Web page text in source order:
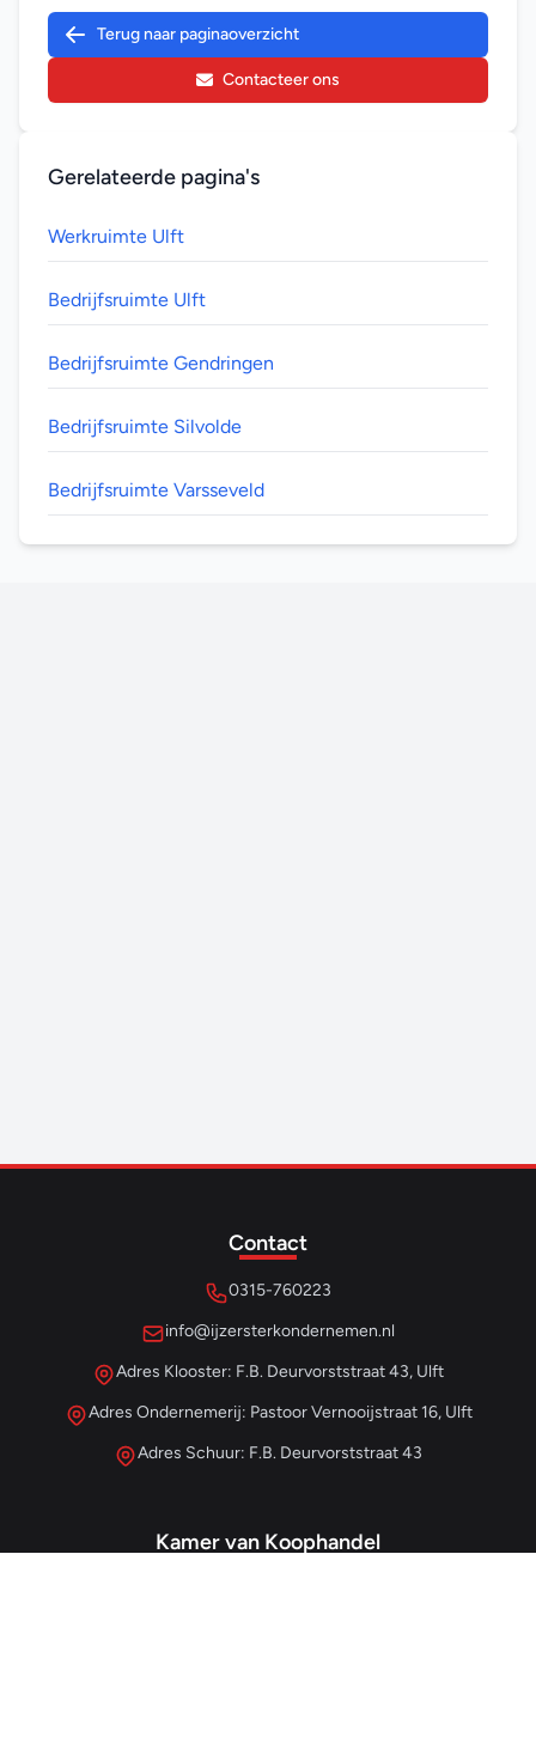
Terug naar paginaoverzicht
Contacteer ons
Gerelateerde pagina's
Werkruimte Ulft
Bedrijfsruimte Ulft
Bedrijfsruimte Gendringen
Bedrijfsruimte Silvolde
Bedrijfsruimte Varsseveld
Contact
0315-760223
info@ijzersterkondernemen.nl
Adres Klooster: F.B. Deurvorststraat 43, Ulft
Adres Ondernemerij: Pastoor Vernooijstraat 16, Ulft
Adres Schuur: F.B. Deurvorststraat 43
Kamer van Koophandel